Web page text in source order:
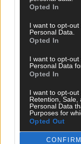
Opted In
I want to opt-
Personal Data.
Opted In
I want to opt-
Personal Data
Opted In
I want to opt-out
Retention, Sale,
Personal Data
Purposes for
Opted Out
CONFIRM
DARA gewinnt
Mai 2026
KOMMENTAR
ESC-Finale morgen:
aufgestiegen – alle
Mai 2026